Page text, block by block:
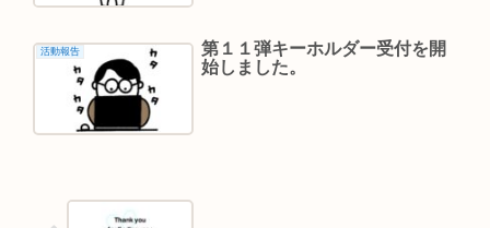
活動報告
第１１弾キーホルダー受付を開
始しました。